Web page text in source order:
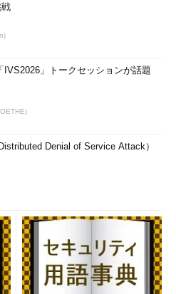
IVS2026」トークセッションが話題
Denial of Service Attack）